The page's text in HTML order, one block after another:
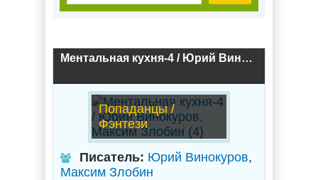
Ментальная кухня-4 / Юрий Винокуров, Максим Злобин (4)
Попаданцы /
Фэнтези
Писатель: Юрий Винокуров,
Максим Злобин